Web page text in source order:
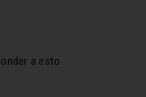
a esto